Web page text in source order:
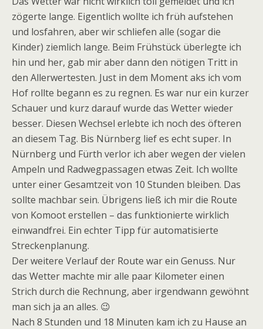
zögerte lange. Eigentlich wollte ich früh aufstehen
und losfahren, aber wir schliefen alle (sogar die
Kinder) ziemlich lange. Beim Frühstück überlegte ich
hin und her, gab mir aber dann den nötigen Tritt in
den Allerwertesten. Just in dem Moment aks ich vom
Hof rollte begann es zu regnen. Es war nur ein kurzer
Schauer und kurz darauf wurde das Wetter wieder
besser. Diesen Wechsel erlebte ich noch des öfteren
an diesem Tag. Bis Nürnberg lief es echt super. In
Nürnberg und Fürth verlor ich aber wegen der vielen
Ampeln und Radwegpassagen etwas Zeit. Ich wollte
unter einer Gesamtzeit von 10 Stunden bleiben. Das
sollte machbar sein. Übrigens ließ ich mir die Route
von Komoot erstellen – das funktionierte wirklich
einwandfrei. Ein echter Tipp für automatisierte
Streckenplanung.
Der weitere Verlauf der Route war ein Genuss. Nur
das Wetter machte mir alle paar Kilometer einen
Strich durch die Rechnung, aber irgendwann gewöhnt
man sich ja an alles. 😉
Nach 8 Stunden und 18 Minuten kam ich zu Hause an